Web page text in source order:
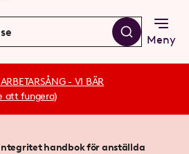
Meny
- VI BÄR
att fungera)
handbok för anställda